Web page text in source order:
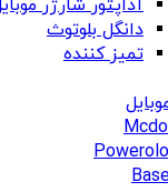
آداپتور شارژر
دانگل بلوتوث
تمیز کننده